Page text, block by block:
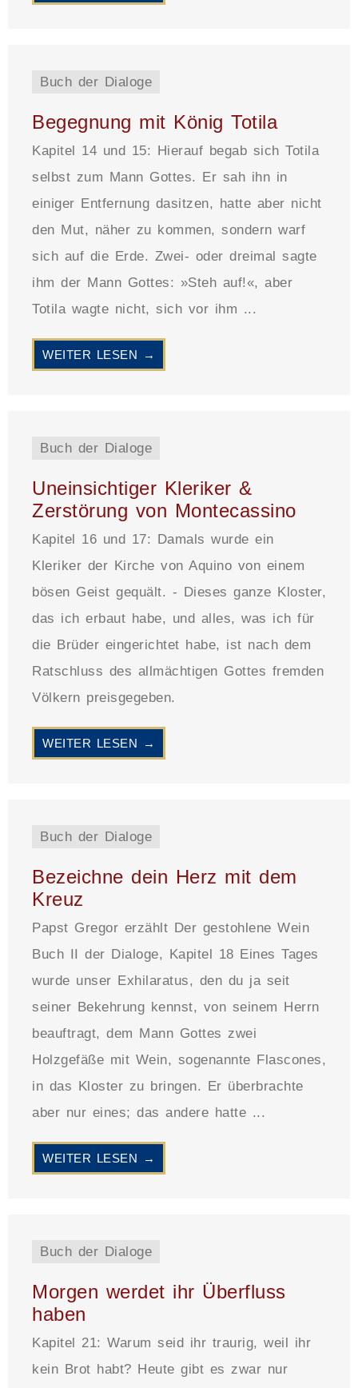
Buch der Dialoge
Begegnung mit König Totila
Kapitel 14 und 15: Hierauf begab sich Totila
selbst zum Mann Gottes. Er sah ihn in
einiger Entfernung dasitzen, hatte aber nicht
den Mut, näher zu kommen, sondern warf
sich auf die Erde. Zwei- oder dreimal sagte
ihm der Mann Gottes: »Steh auf!«, aber
Totila wagte nicht, sich vor ihm ...
WEITER LESEN →
Buch der Dialoge
Uneinsichtiger Kleriker &
Zerstörung von Montecassino
Kapitel 16 und 17: Damals wurde ein
Kleriker der Kirche von Aquino von einem
bösen Geist gequält. - Dieses ganze Kloster,
das ich erbaut habe, und alles, was ich für
die Brüder eingerichtet habe, ist nach dem
Ratschluss des allmächtigen Gottes fremden
Völkern preisgegeben.
WEITER LESEN →
Buch der Dialoge
Bezeichne dein Herz mit dem
Kreuz
Papst Gregor erzählt Der gestohlene Wein
Buch II der Dialoge, Kapitel 18 Eines Tages
wurde unser Exhilaratus, den du ja seit
seiner Bekehrung kennst, von seinem Herrn
beauftragt, dem Mann Gottes zwei
Holzgefäße mit Wein, sogenannte Flascones,
in das Kloster zu bringen. Er überbrachte
aber nur eines; das andere hatte ...
WEITER LESEN →
Buch der Dialoge
Morgen werdet ihr Überfluss
haben
Kapitel 21: Warum seid ihr traurig, weil ihr
kein Brot habt? Heute gibt es zwar nur